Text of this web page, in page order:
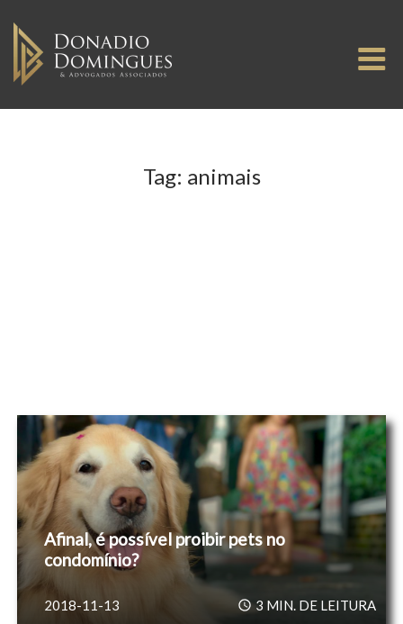
content
Tag: animais
Afinal, é possível proibir pets no
condomínio?
2018-11-13 3 MIN. DE LEITURA